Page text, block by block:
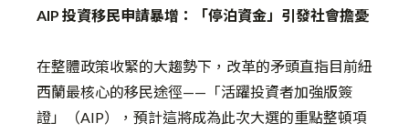
AIP 投資移民申請暴增：「停泊資金」引發社會擔憂
在整體政策收緊的大趨勢下，改革的矛頭直指目前紐
西蘭最核心的移民途徑——「活躍投資者加強版簽
證」（AIP），預計這將成為此次大選的重點整頓項